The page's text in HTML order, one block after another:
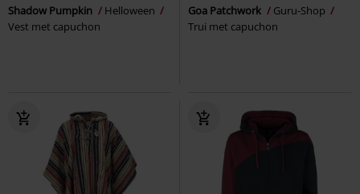
Shadow Pumpkin
Helloween
Vest met capuchon
Goa Patchwork
Guru-Shop
Trui met capuchon